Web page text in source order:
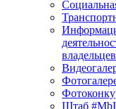
владельцев
Штаб